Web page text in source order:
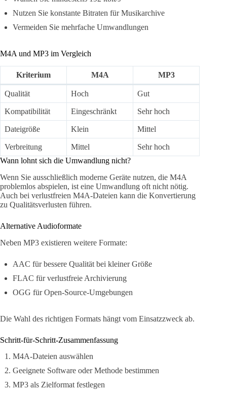
Nutzen Sie konstante Bitraten für Musikarchive
Vermeiden Sie mehrfache Umwandlungen
M4A und MP3 im Vergleich
Kriterium M4A MP3
Qualität Hoch Gut
Kompatibilität Eingeschränkt Sehr hoch
Dateigröße Klein Mittel
Verbreitung Mittel
Sehr hoch
Wann lohnt sich die Umwandlung nicht?
Wenn Sie ausschließlich moderne Geräte nutzen, die M4A
problemlos abspielen, ist eine Umwandlung oft nicht nötig.
Auch bei verlustfreien M4A-Dateien kann die Konvertierung
zu Qualitätsverlusten führen.
Alternative Audioformate
Neben MP3 existieren weitere Formate:
AAC für bessere Qualität bei kleiner Größe
FLAC für verlustfreie Archivierung
OGG für Open-Source-Umgebungen
Die Wahl des richtigen Formats hängt vom Einsatzzweck ab.
Schritt-für-Schritt-Zusammenfassung
M4A-Dateien auswählen
Geeignete Software oder Methode bestimmen
MP3 als Zielformat festlegen